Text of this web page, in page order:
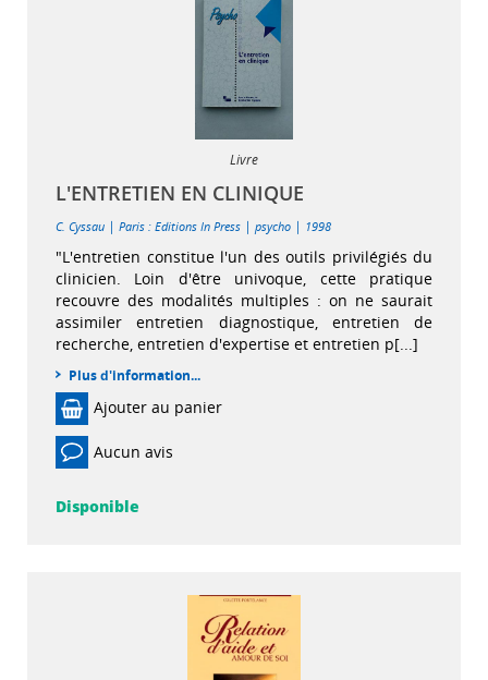
Livre
L'ENTRETIEN EN CLINIQUE
C. Cyssau | Paris : Editions In Press | psycho | 1998
"L'entretien constitue l'un des outils privilégiés du
clinicien. Loin d'être univoque, cette pratique
recouvre des modalités multiples : on ne saurait
assimiler entretien diagnostique, entretien de
recherche, entretien d'expertise et entretien p[...]
Plus d'information...
Ajouter au panier
Aucun avis
Disponible